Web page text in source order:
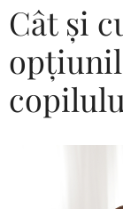
Cât și